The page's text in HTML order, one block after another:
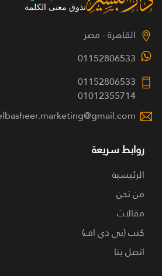
القاهرة - مصر
01152806533
01152806533
01012355714
روابط سريعة
الرئيسية
من نحن
مقالات
كتب (بي دي اف)
اتصل بنا